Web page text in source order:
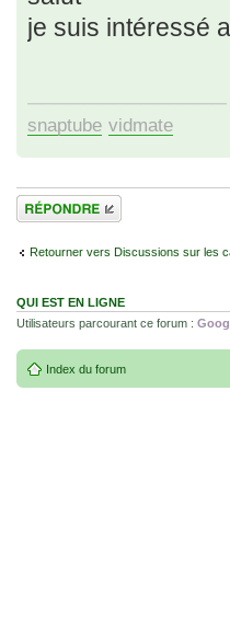
je suis intéressé
snaptube vidmate
Répondre
Retourner vers Discussions sur les
QUI EST EN LIGNE
Utilisateurs parcourant ce forum :
Index du forum